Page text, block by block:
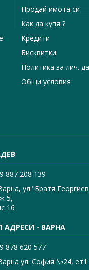
Продай имота си
Как да купя ?
Кредити
Бисквитки
Политика за лич.
Общи условия
887 208 139
ул."Братя
5,
16
АДРЕСИ - ВАРНА
878 620 577
ул .София №24, ет1